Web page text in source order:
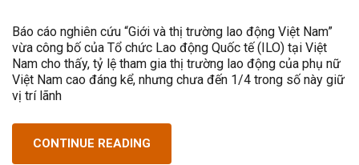
Báo cáo nghiên cứu “Giới và thị trường lao động Việt Nam”
vừa công bố của Tổ chức Lao động Quốc tế (ILO) tại Việt
Nam cho thấy, tỷ lệ tham gia thị trường lao động của phụ nữ
Việt Nam cao đáng kể, nhưng chưa đến 1/4 trong số này giữ
vị trí lãnh
CONTINUE READING